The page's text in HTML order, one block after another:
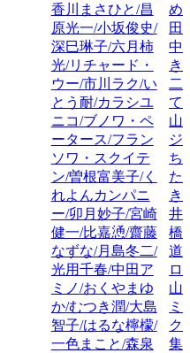
香川まさひと/昌
原光一/小坂俊史/
深巳琳子/六月柿
光/リチャード・
ウー/市川ラク/い
とう耐/カラシユ
ニコ/ブノワ・ペ
ータース/フラン
ソワ・スクイテ
ン/曽根富美子/く
れよんカンパニ
ー/卯月妙子/宮崎
健一/比嘉慂/齋藤
なずな/月島冬二/
光用千春/中田ア
ミノ/おくやまゆ
か/むつき潤/大島
智子/はるな檸檬/
一色まこと/森泉
め
田
中
き
二
て
山
ジ
ち
た
き
井
橋
道
ロ
山
ミ
ク
集